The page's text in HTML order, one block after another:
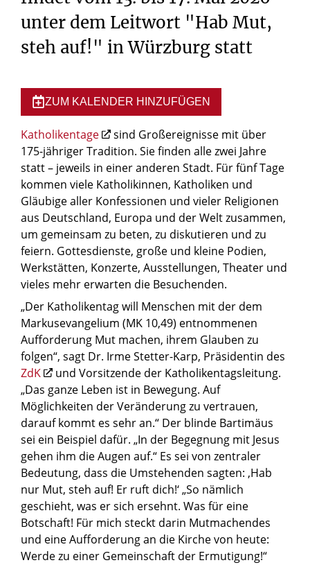
unter dem Leitwort "Hab Mut,
steh auf!" in Würzburg statt
ZUM KALENDER HINZUFÜGEN
Katholikentage
sind Großereignisse mit über
175-jähriger Tradition. Sie finden alle zwei Jahre
statt – jeweils in einer anderen Stadt. Für fünf Tage
kommen viele Katholikinnen, Katholiken und
Gläubige aller Konfessionen und vieler Religionen
aus Deutschland, Europa und der Welt zusammen,
um gemeinsam zu beten, zu diskutieren und zu
feiern. Gottesdienste, große und kleine Podien,
Werkstätten, Konzerte, Ausstellungen, Theater und
vieles mehr erwarten die Besuchenden.
„Der Katholikentag will Menschen mit der dem
Markusevangelium (MK 10,49) entnommenen
Aufforderung Mut machen, ihrem Glauben zu
folgen“, sagt Dr. Irme Stetter-Karp, Präsidentin des
ZdK
und Vorsitzende der Katholikentagsleitung.
„Das ganze Leben ist in Bewegung. Auf
Möglichkeiten der Veränderung zu vertrauen,
darauf kommt es sehr an.“ Der blinde Bartimäus
sei ein Beispiel dafür. „In der Begegnung mit Jesus
gehen ihm die Augen auf.“ Es sei von zentraler
Bedeutung, dass die Umstehenden sagten: ‚Hab
nur Mut, steh auf! Er ruft dich!‘ „So nämlich
geschieht, was er sich ersehnt. Was für eine
Botschaft! Für mich steckt darin Mutmachendes
und eine Aufforderung an die Kirche von heute:
Werde zu einer Gemeinschaft der Ermutigung!“